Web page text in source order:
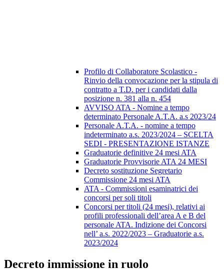
Profilo di Collaboratore Scolastico -
Rinvio della convocazione per la stipula di
contratto a T.D. per i candidati dalla
posizione n. 381 alla n. 454
AVVISO ATA - Nomine a tempo
determinato Personale A.T.A. a.s 2023/24
Personale A.T.A. - nomine a tempo
indeterminato a.s. 2023/2024 – SCELTA
SEDI - PRESENTAZIONE ISTANZE
Graduatorie definitive 24 mesi ATA
Graduatorie Provvisorie ATA 24 MESI
Decreto sostituzione Segretario
Commissione 24 mesi ATA
ATA - Commissioni esaminatrici dei
concorsi per soli titoli
Concorsi per titoli (24 mesi), relativi ai
profili professionali dell’area A e B del
personale ATA. Indizione dei Concorsi
nell’ a.s. 2022/2023 – Graduatorie a.s.
2023/2024
Decreto immissione in ruolo